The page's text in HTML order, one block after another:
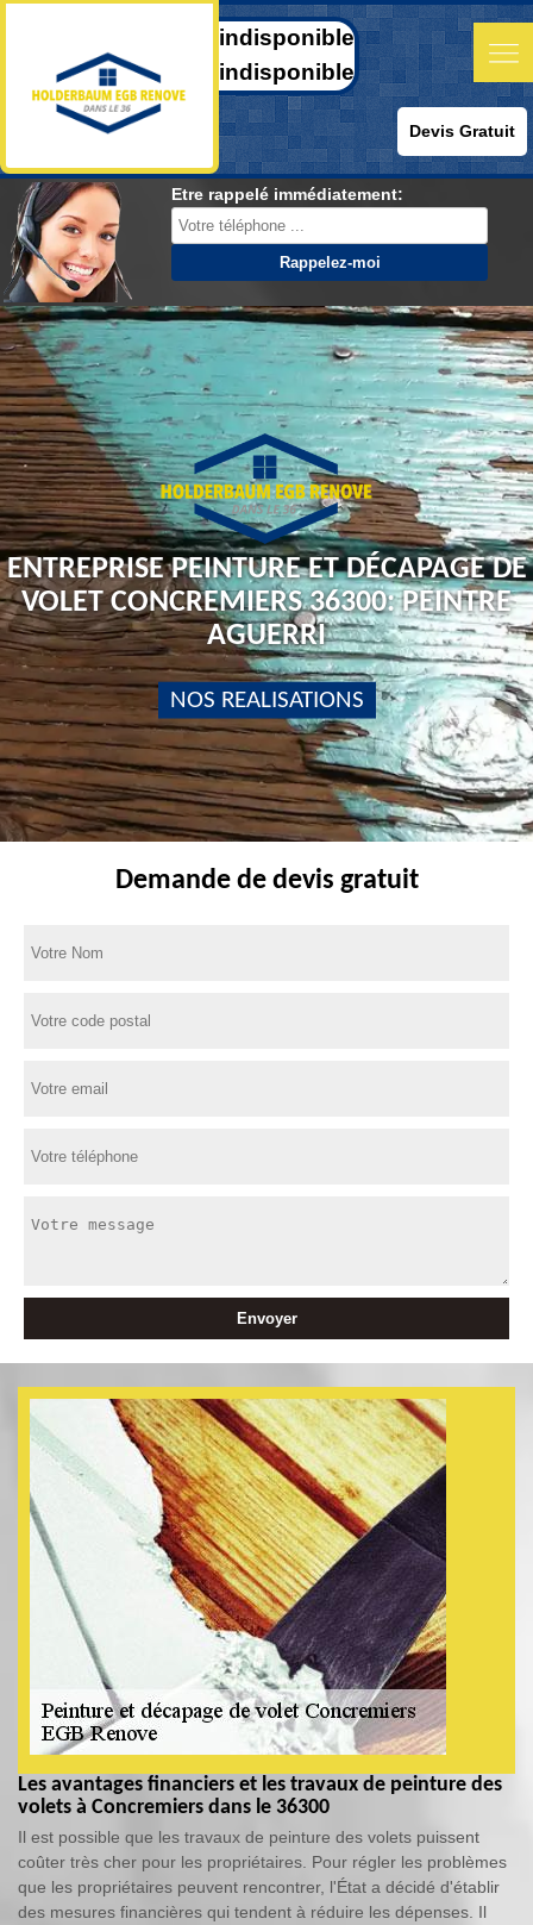
indisponible
indisponible
Devis Gratuit
Etre rappelé immédiatement:
ENTREPRISE PEINTURE ET DÉCAPAGE DE
VOLET CONCREMIERS 36300: PEINTRE
AGUERRI
NOS REALISATIONS
Demande de devis gratuit
Les avantages financiers et les travaux de peinture des
volets à Concremiers dans le 36300
Il est possible que les travaux de peinture des volets puissent
coûter très cher pour les propriétaires. Pour régler les problèmes
que les propriétaires peuvent rencontrer, l'État a décidé d'établir
des mesures financières qui tendent à réduire les dépenses. Il